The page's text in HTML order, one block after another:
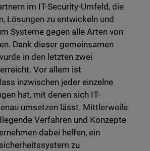
im IT-Security-Umfeld, die
Lösungen zu entwickeln und
Systeme gegen alle Arten von
Dank dieser gemeinsamen
in den letzten zwei
Vor allem ist
inzwischen jeder einzelne
hat, mit denen sich IT-
umsetzen lässt. Mittlerweile
Verfahren und Konzepte
dabei helfen, ein
zu